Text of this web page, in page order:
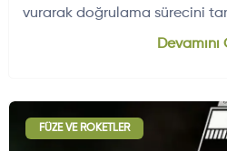
vurarak doğrulama sürecini
Devamını
FÜZE VE ROKETLER
Dünyadan Gelişmeler